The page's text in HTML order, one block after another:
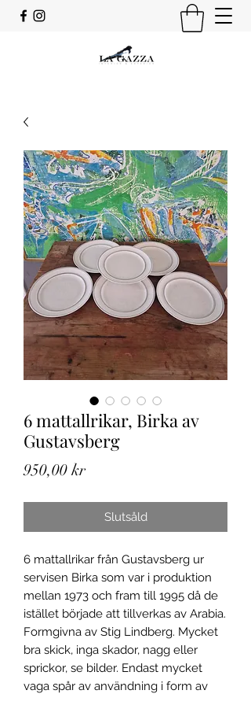
6 mattallrikar, Birka av
Gustavsberg
950,00 krPris
Slutsåld
6 mattallrikar från Gustavsberg ur
servisen Birka som var i produktion
mellan 1973 och fram till 1995 då de
istället började att tillverkas av Arabia.
Formgivna av Stig Lindberg. Mycket
bra skick, inga skador, nagg eller
sprickor, se bilder. Endast mycket
vaga spår av användning i form av